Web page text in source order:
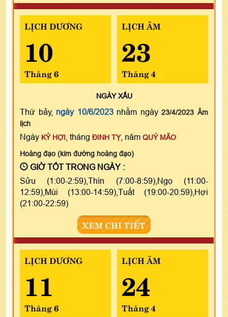
LỊCH DƯƠNG
10
Tháng 6
LỊCH ÂM
23
Tháng 4
NGÀYXẤU
Thứ bảy, ngày 10/6/2023nhằm ngày23/4/2023 Âm
lịch
Ngày KỶ HỢI , tháng ĐINH TỴ, năm QUÝ MÃO
Hoàng đạo (kim đường hoàng đạo)
GIỜ TỐT TRONG NGÀY :
Sửu (1:00-2:59),Thìn (7:00-8:59),Ngọ (11:00-
12:59),Mùi (13:00-14:59),Tuất (19:00-20:59),Hợi
(21:00-22:59)
XEM CHI TIẾT
LỊCH DƯƠNG
11
Tháng 6
LỊCH ÂM
24
Tháng 4